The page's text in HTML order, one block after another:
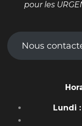
pour les
Nous
Lundi :